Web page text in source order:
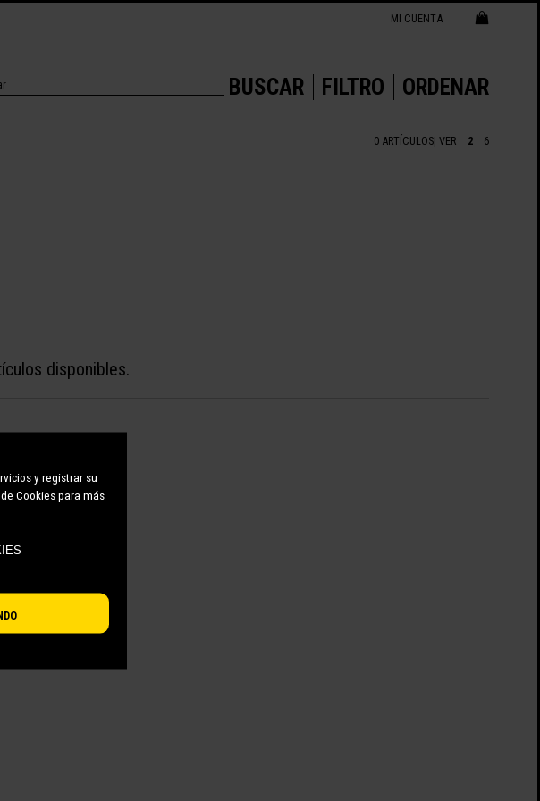
y registrar su
Cookies para más
MI CUENTA
ORDENAR
FILTRO
BUSCAR
0 ARTÍCULOS| VER 2 6
disponibles.